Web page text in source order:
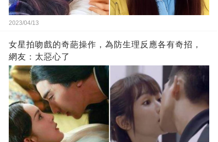
2023/04/13
女星拍吻戲的奇葩操作，為防生理反應各有奇招，
網友：太惡心了